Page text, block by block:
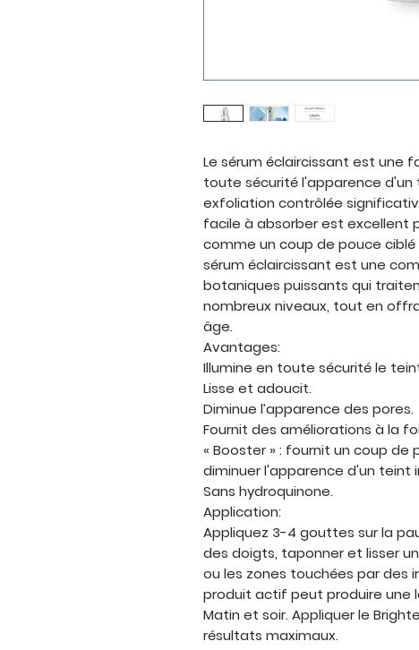
Le sérum éclaircissant est une
toute sécurité l'apparence
exfoliation contrôlée
facile à absorber est excellent
comme un coup de pouce ciblé
sérum éclaircissant est une
botaniques puissants qui
nombreux niveaux, tout en
âge.
Avantages:
Illumine en toute sécurité le
Lisse et adoucit.
Diminue l’apparence des pores.
Fournit des améliorations à la
« Booster » : fournit un coup
diminuer l'apparence d'un teint
Sans hydroquinone.
Application:
Appliquez 3-4 gouttes sur la
des doigts, taponner et lisser
ou les zones touchées par des
produit actif peut produire une
Matin et soir. Appliquer le
résultats maximaux.